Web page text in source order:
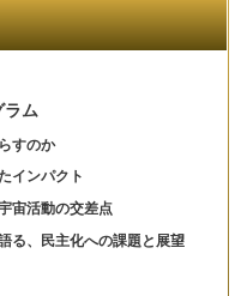
ラム
すのか
インパクト
宙活動の交差点
る、民主化への課題と展望